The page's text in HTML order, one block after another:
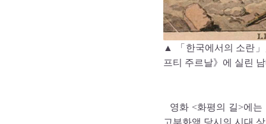
▲ 「한국에서의 소란
프티 주르날》에 실린
영화 <화평의 길>에는
고부화액 당시의 시대